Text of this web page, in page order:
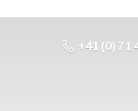
+41 (0) 71